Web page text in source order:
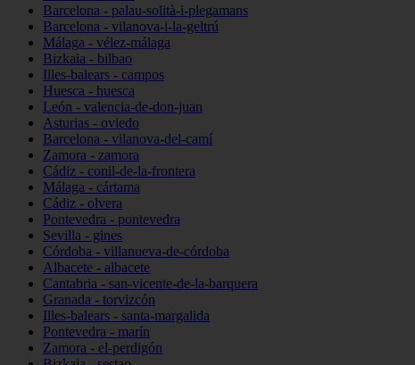
Barcelona - palau-solità-i-plegamans
Barcelona - vilanova-i-la-geltrú
Málaga - vélez-málaga
Bizkaia - bilbao
Illes-balears - campos
Huesca - huesca
León - valencia-de-don-juan
Asturias - oviedo
Barcelona - vilanova-del-camí
Zamora - zamora
Cádiz - conil-de-la-frontera
Málaga - cártama
Cádiz - olvera
Pontevedra - pontevedra
Sevilla - gines
Córdoba - villanueva-de-córdoba
Albacete - albacete
Cantabria - san-vicente-de-la-barquera
Granada - torvizcón
Illes-balears - santa-margalida
Pontevedra - marín
Zamora - el-perdigón